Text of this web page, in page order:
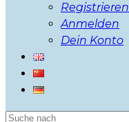
Registrieren
Anmelden
Dein Konto